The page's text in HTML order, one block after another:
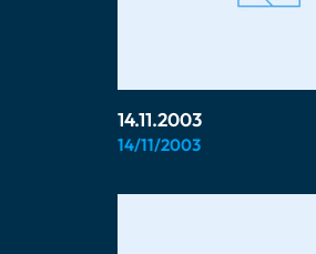
14.11.2003
14/11/2003